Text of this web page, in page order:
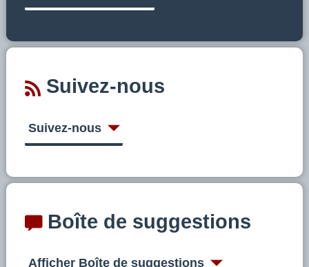
Suivez-nous
Suivez-nous
Boîte de suggestions
Afficher Boîte de suggestions